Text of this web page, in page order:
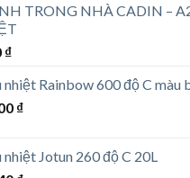
TRONG NHÀ CADIN –
₫
nhiệt Rainbow 600 độ C màu
₫
nhiệt Jotun 260 độ C 20L